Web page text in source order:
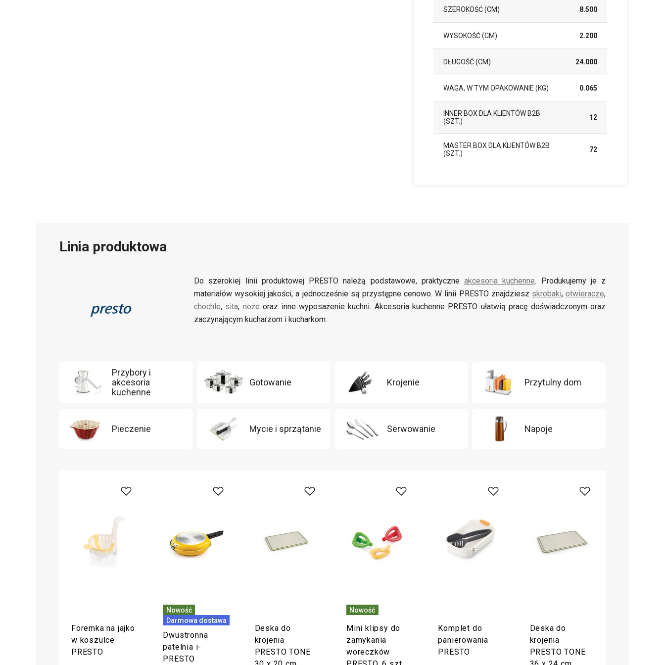
SZEROKOŚĆ (CM) 8.500
WYSOKOŚĆ (CM) 2.200
DŁUGOŚĆ (CM) 24.000
WAGA, W TYM OPAKOWANIE (KG) 0.065
INNER BOX DLA KLIENTÓW B2B
(SZT.)
12
MASTER BOX DLA KLIENTÓW B2B
(SZT.)
72
Linia produktowa
Do szerokiej linii produktowej PRESTO należą podstawowe, praktyczne akcesoria kuchenne. Produkujemy je z
materiałów wysokiej jakości, a jednocześnie są przystępne cenowo. W linii PRESTO znajdziesz skrobaki,otwieracze,
chochle, sita, noże oraz inne wyposażenie kuchni. Akcesoria kuchenne PRESTO ułatwią pracę doświadczonym oraz
zaczynającym kucharzom i kucharkom.
Przybory i
akcesoria
kuchenne
Gotowanie Krojenie Przytulny dom
Pieczenie Mycie i sprzątanie Serwowanie Napoje
Foremka na jajko
w koszulce
PRESTO
Nowość
Darmowa dostawa
Dwustronna
patelnia i-
PRESTO
Deska do
krojenia
PRESTO TONE
Nowość
Mini klipsy do
zamykania
woreczków
Komplet do
panierowania
PRESTO
Deska do
krojenia
PRESTO TONE